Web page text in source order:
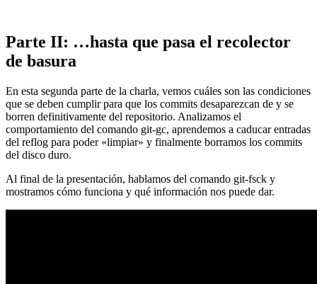
Parte II: …hasta que pasa el recolector
de basura
En esta segunda parte de la charla, vemos cuáles son las condiciones
que se deben cumplir para que los commits desaparezcan de y se
borren definitivamente del repositorio. Analizamos el
comportamiento del comando git-gc, aprendemos a caducar entradas
del reflog para poder «limpiar» y finalmente borramos los commits
del disco duro.
Al final de la presentación, hablamos del comando git-fsck y
mostramos cómo funciona y qué información nos puede dar.